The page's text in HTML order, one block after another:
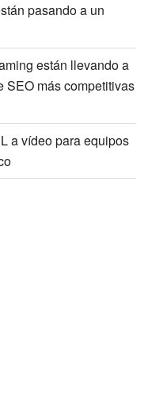
pasando a un
están llevando a
SEO más competitivas
a vídeo para equipos